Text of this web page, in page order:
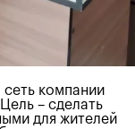
компании
– сделать
для жителей